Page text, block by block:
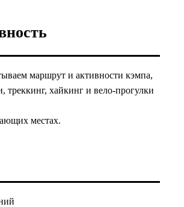
маршрут и активности кэмпа,
треккинг, хайкинг и вело-прогулки
местах.